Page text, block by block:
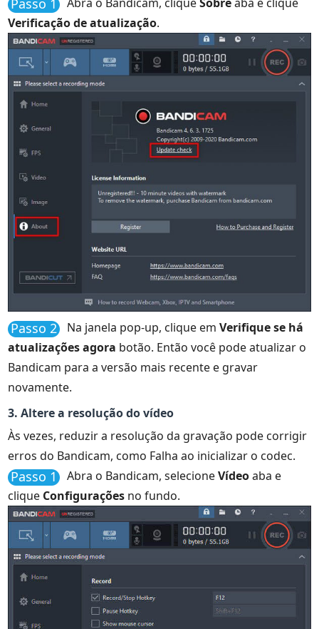
Verificação de atualização.
Passo 2 Na janela pop-up, clique emVerifique se há
atualizações agora botão. Então você pode atualizar o
Bandicam para a versão mais recente e gravar
novamente.
3. Altere a resolução do vídeo
Às vezes, reduzir a resolução da gravação pode corrigir
erros do Bandicam, como Falha ao inicializar o codec.
Passo 1 Abra o Bandicam, selecioneVídeoaba e
clique Configurações no fundo.